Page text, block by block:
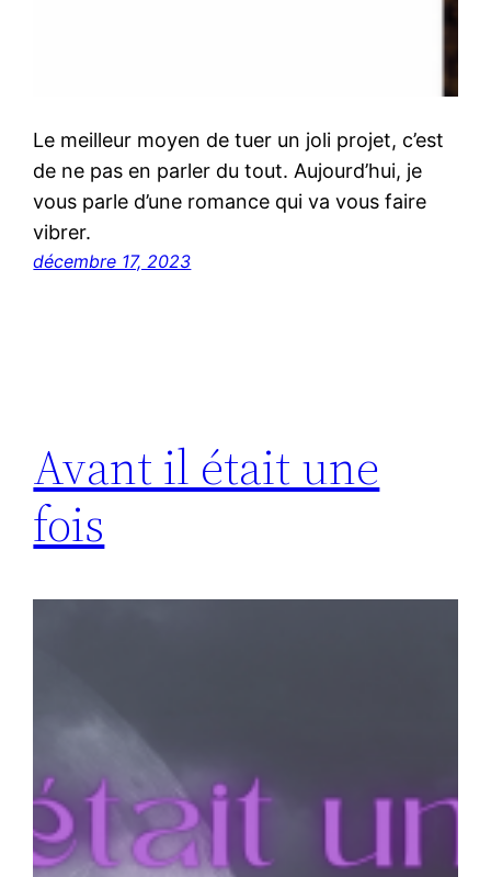
Le meilleur moyen de tuer un joli projet, c’est
de ne pas en parler du tout. Aujourd’hui, je
vous parle d’une romance qui va vous faire
vibrer.
décembre 17, 2023
Avant il était une
fois